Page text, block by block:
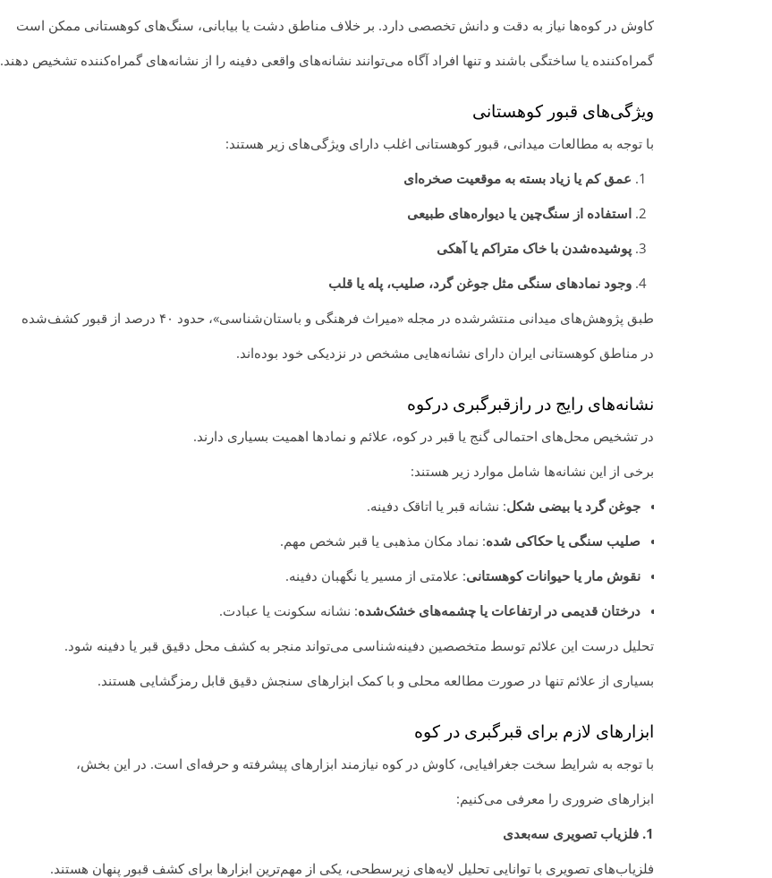
کاوش در کوه‌ها نیاز به دقت و دانش تخصصی دارد. بر خلاف مناطق دشت یا بیابانی، سنگ‌های کوهستانی ممکن است
گمراه‌کننده یا ساختگی باشند و تنها افراد آگاه می‌توانند نشانه‌های واقعی دفینه را از نشانه‌های گمراه‌کننده تشخیص دهند.
ویژگی‌های قبور کوهستانی
با توجه به مطالعات میدانی، قبور کوهستانی اغلب دارای ویژگی‌های زیر هستند:
عمق کم یا زیاد بسته به موقعیت صخره‌ای
استفاده از سنگ‌چین یا دیواره‌های طبیعی
پوشیده‌شدن با خاک متراکم یا آهکی
وجود نمادهای سنگی مثل جوغن گرد، صلیب، پله یا قلب
طبق پژوهش‌های میدانی منتشرشده در مجله «میراث فرهنگی و باستان‌شناسی»، حدود ۴۰ درصد از قبور کشف‌شده
در مناطق کوهستانی ایران دارای نشانه‌هایی مشخص در نزدیکی خود بوده‌اند.
نشانه‌های رایج در رازقبرگبری درکوه
در تشخیص محل‌های احتمالی گنج یا قبر در کوه، علائم و نمادها اهمیت بسیاری دارند.
برخی از این نشانه‌ها شامل موارد زیر هستند:
جوغن گرد یا بیضی شکل: نشانه قبر یا اتاقک دفینه.
صلیب سنگی یا حکاکی شده: نماد مکان مذهبی یا قبر شخص مهم.
نقوش مار یا حیوانات کوهستانی: علامتی از مسیر یا نگهبان دفینه.
درختان قدیمی در ارتفاعات یا چشمه‌های خشک‌شده: نشانه سکونت یا عبادت.
تحلیل درست این علائم توسط متخصصین دفینه‌شناسی می‌تواند منجر به کشف محل دقیق قبر یا دفینه شود.
بسیاری از علائم تنها در صورت مطالعه محلی و با کمک ابزارهای سنجش دقیق قابل رمزگشایی هستند.
ابزارهای لازم برای قبرگبری در کوه
با توجه به شرایط سخت جغرافیایی، کاوش در کوه نیازمند ابزارهای پیشرفته و حرفه‌ای است. در این بخش،
ابزارهای ضروری را معرفی می‌کنیم:
1. فلزیاب تصویری سه‌بعدی
فلزیاب‌های تصویری با توانایی تحلیل لایه‌های زیرسطحی، یکی از مهم‌ترین ابزارها برای کشف قبور پنهان هستند.